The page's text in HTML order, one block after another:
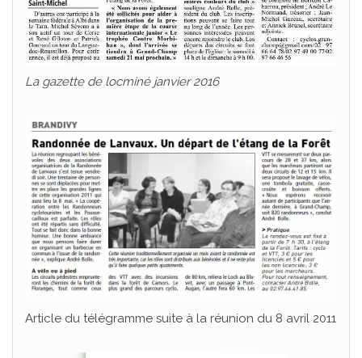
La gazette de locminé janvier 2016
Article du télégramme suite à la réunion du 8 avril 2011